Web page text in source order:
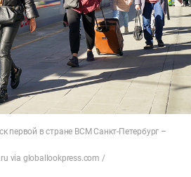
первой в стране ВСМ Санкт-Петербург –
via globallookpress.com /